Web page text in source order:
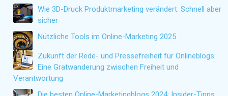
Wie 3D-Druck Produktmarketing verändert: Schnell aber
sicher
Nützliche Tools im Online-Marketing 2025
Zukunft der Rede- und Pressefreiheit für Onlineblogs:
Eine Gratwanderung zwischen Freiheit und
Verantwortung